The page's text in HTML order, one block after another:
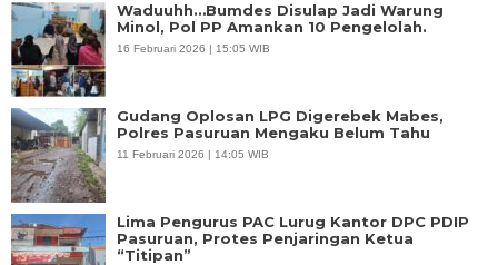
Waduuhh…Bumdes Disulap Jadi Warung
Minol, Pol PP Amankan 10 Pengelolah.
16 Februari 2026 | 15:05 WIB
Gudang Oplosan LPG Digerebek Mabes,
Polres Pasuruan Mengaku Belum Tahu
11 Februari 2026 | 14:05 WIB
Lima Pengurus PAC Lurug Kantor DPC PDIP
Pasuruan, Protes Penjaringan Ketua
“Titipan”